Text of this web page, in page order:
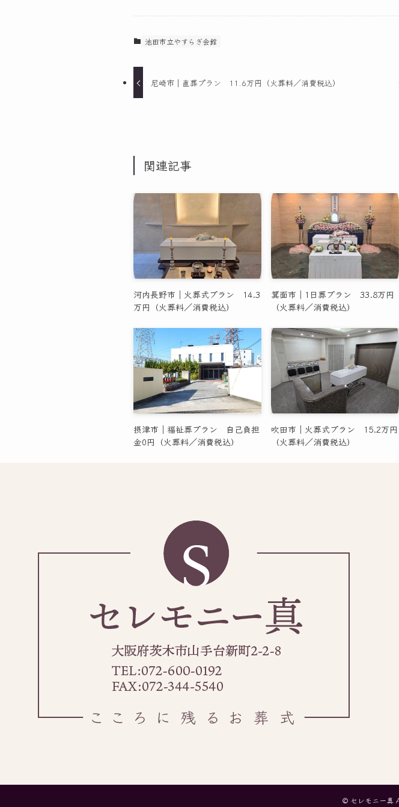
池田市立やすらぎ会館
尼崎市｜直葬プラン 11.6万円（火葬料／消費税込）
関連記事
河内長野市｜火葬式プラン 14.3
万円（火葬料／消費税込）
箕面市｜1日葬プラン 33.8万円
（火葬料／消費税込）
摂津市｜福祉葬プラン 自己負担
金0円（火葬料／消費税込）
吹田市｜火葬式プラン 15.2万円
（火葬料／消費税込）
© セレモニー真